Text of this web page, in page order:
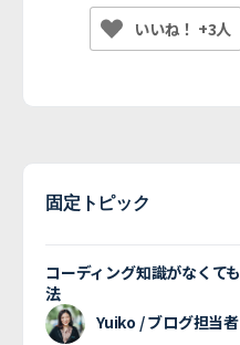
いいね！ +3人
固定トピック
コーディング知識がなくて
法
Yuiko / ブログ担当者